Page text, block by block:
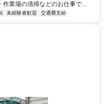
業場の清掃などのお仕事で...
未経験者歓迎 交通費支給